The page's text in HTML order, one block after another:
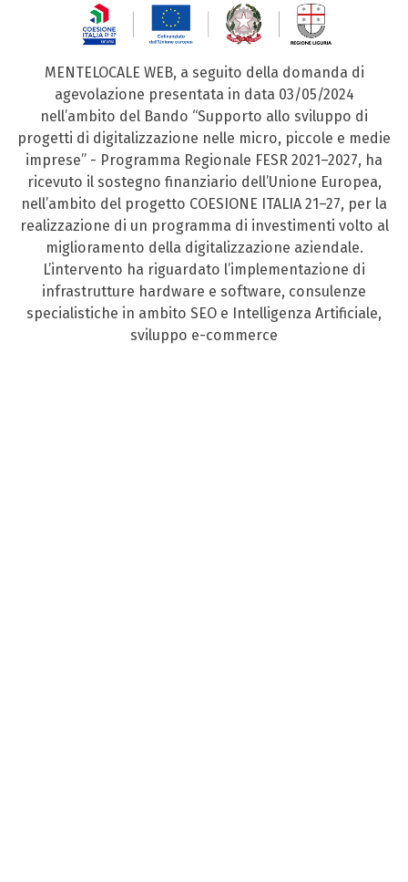
MENTELOCALE WEB, a seguito della domanda di
agevolazione presentata in data 03/05/2024
nell’ambito del Bando “Supporto allo sviluppo di
progetti di digitalizzazione nelle micro, piccole e medie
imprese” - Programma Regionale FESR 2021–2027, ha
ricevuto il sostegno finanziario dell’Unione Europea,
nell’ambito del progetto COESIONE ITALIA 21–27, per la
realizzazione di un programma di investimenti volto al
miglioramento della digitalizzazione aziendale.
L’intervento ha riguardato l’implementazione di
infrastrutture hardware e software, consulenze
specialistiche in ambito SEO e Intelligenza Artificiale,
sviluppo e-commerce